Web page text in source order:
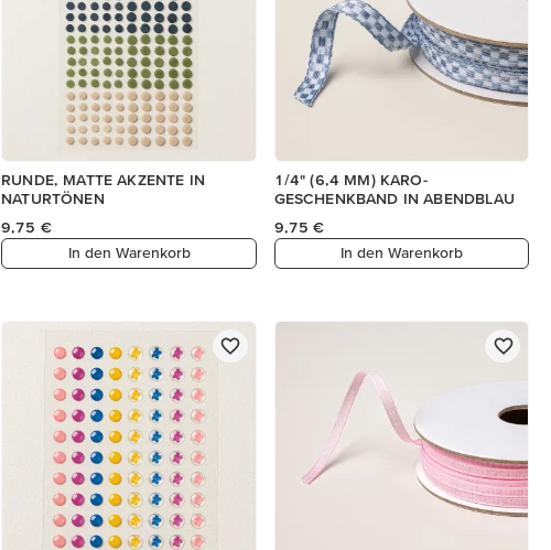
RUNDE, MATTE AKZENTE IN
NATURTÖNEN
9,75 €
In den Warenkorb
1/4" (6,4 MM) KARO-
GESCHENKBAND IN ABENDBLAU
9,75 €
In den Warenkorb